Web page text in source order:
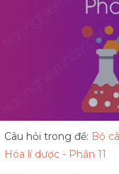
Câu hỏi trong đề: Bộ
Hóa lí dược - Phần 11